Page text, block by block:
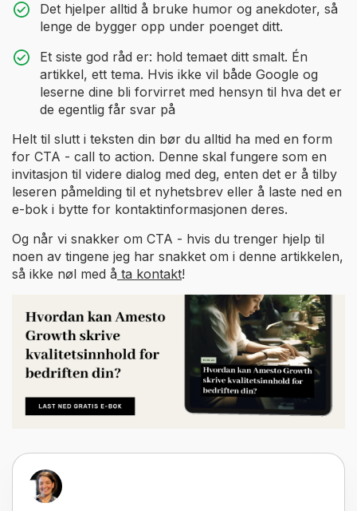
Det hjelper alltid å bruke humor og anekdoter, så
lenge de bygger opp under poenget ditt.
Et siste god råd er: hold temaet ditt smalt. Én
artikkel, ett tema. Hvis ikke vil både Google og
leserne dine bli forvirret med hensyn til hva det er
de egentlig får svar på
Helt til slutt i teksten din bør du alltid ha med en form
for CTA - call to action. Denne skal fungere som en
invitasjon til videre dialog med deg, enten det er å tilby
leseren påmelding til et nyhetsbrev eller å laste ned en
e-bok i bytte for kontaktinformasjonen deres.
Og når vi snakker om CTA - hvis du trenger hjelp til
noen av tingene jeg har snakket om i denne artikkelen,
så ikke nøl med å ta kontakt!